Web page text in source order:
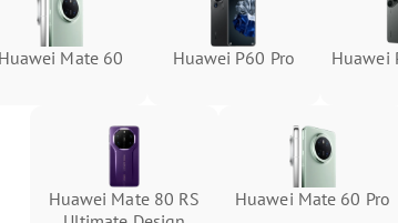
Huawei Mate 60 Huawei P60 Pro Huawei
Huawei Mate 80 RS
Huawei Mate 60 Pro